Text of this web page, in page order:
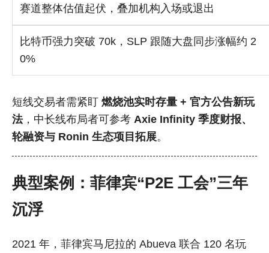
赛道整体估值起伏，叠加机构入场或退出
比特币强力突破 70k，SLP 跟随大盘同步涨幅约 2
0%
短线交易者需紧盯 燃烧池实时存量 + 官方公告新玩
法，中长线布局者可参考 Axie Infinity 季度财报、
轮融资与 Ronin 生态项目拓展。
典型案例：菲律宾“P2E 工会”三年
沉浮
2021 年，菲律宾马尼拉的 Abueva 联合 120 名玩